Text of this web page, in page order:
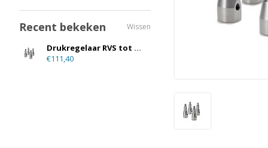
Recent bekeken Wissen
Drukregelaar RVS tot 35 L/M
€111,40